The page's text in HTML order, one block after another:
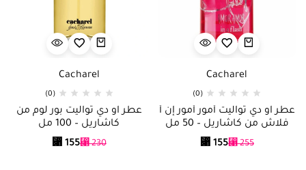
Cacharel
(0)
عطر او دي تواليت أمور أمور إن أ
فلاش من كاشاريل – 50 مل
⃁255
⃁ 155
Cacharel
(0)
عطر او دي تواليت بور لوم من
كاشاريل – 100 مل
⃁230
⃁ 155